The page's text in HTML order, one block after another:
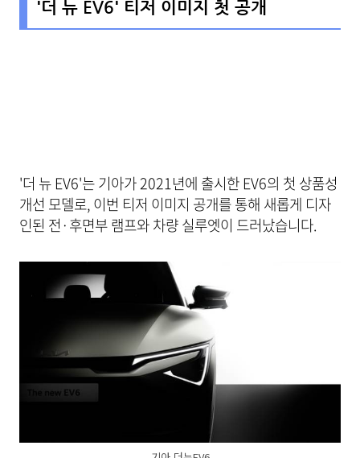
'더 뉴 EV6' 티저 이미지 첫 공개
'더 뉴 EV6'는 기아가 2021년에 출시한 EV6의 첫 상품성
개선 모델로, 이번 티저 이미지 공개를 통해 새롭게 디자
인된 전·후면부 램프와 차량 실루엣이 드러났습니다.